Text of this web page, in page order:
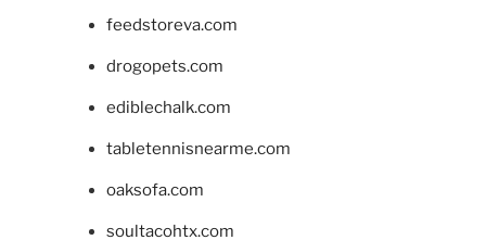
feedstoreva.com
drogopets.com
ediblechalk.com
tabletennisnearme.com
oaksofa.com
soultacohtx.com